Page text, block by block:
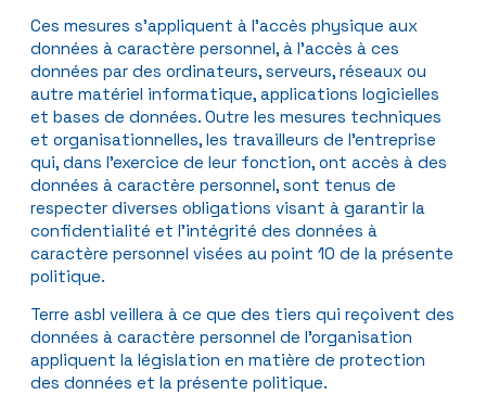
Ces mesures s’appliquent à l’accès physique aux
données à caractère personnel, à l’accès à ces
données par des ordinateurs, serveurs, réseaux ou
autre matériel informatique, applications logicielles
et bases de données. Outre les mesures techniques
et organisationnelles, les travailleurs de l’entreprise
qui, dans l’exercice de leur fonction, ont accès à des
données à caractère personnel, sont tenus de
respecter diverses obligations visant à garantir la
confidentialité et l’intégrité des données à
caractère personnel visées au point 10 de la présente
politique.
Terre asbl veillera à ce que des tiers qui reçoivent des
données à caractère personnel de l’organisation
appliquent la législation en matière de protection
des données et la présente politique.